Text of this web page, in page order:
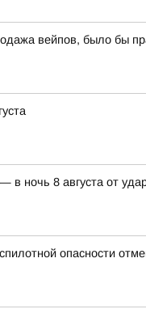
вейпов, было бы
в ночь 8 августа от
опасности